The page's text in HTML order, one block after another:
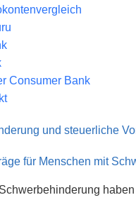
Consumer Bank
und steuerliche
für Menschen mit